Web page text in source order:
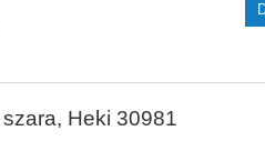
Heki 30981